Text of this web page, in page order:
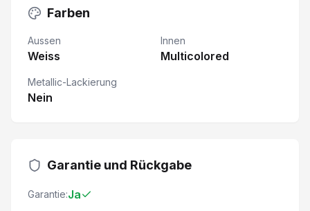
Farben
Aussen
Weiss
Innen
Multicolored
Metallic-Lackierung
Nein
Garantie und Rückgabe
Garantie:Ja